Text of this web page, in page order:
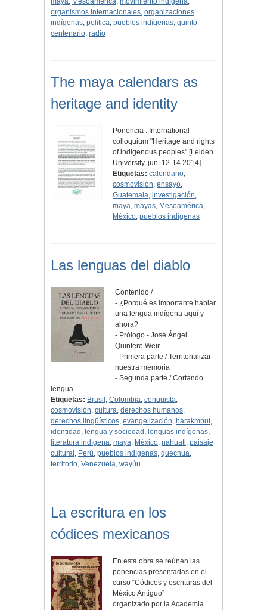
organismos internacionales, organizaciones
indígenas, política, pueblos indígenas, quinto
centenario, radio
The maya calendars as
heritage and identity
Ponencia : International
colloquium "Heritage and rights
of indigenous peoples" [Leiden
University, jun. 12-14 2014]
Etiquetas: calendario,
cosmovisión,ensayo,
Guatemala,investigación,
maya,mayas, Mesoamérica,
México,pueblos indígenas
Las lenguas del diablo
Contenido /
- ¿Porqué es importante hablar
una lengua indígena aquí y
ahora?
- Prólogo - José Ángel
Quintero Weir
- Primera parte / Territorializar
nuestra memoria
- Segunda parte / Cortando
lengua
Etiquetas: Brasil , Colombia, conquista,
cosmovisión, cultura, derechos humanos,
derechos lingüísticos, evangelización, harakmbut,
identidad , lengua y sociedad , lenguas indígenas,
literatura indígena, maya, México, nahuatl , paisaje
cultural , Perú, pueblos indígenas, quechua,
territorio, Venezuela, wayúu
La escritura en los
códices mexicanos
En esta obra se reúnen las
ponencias presentadas en el
curso “Códices y escrituras del
México Antiguo”
organizado por la Academia